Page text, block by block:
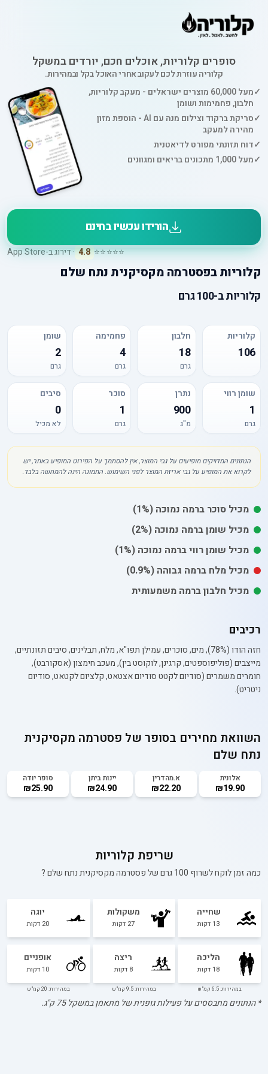
סופרים קלוריות, אוכלים חכם, יורדים במשקל
קלוריה עוזרת לכם לעקוב אחרי האוכל בקל ובמהירות.
✓
מעל 60,000 מוצרים ישראלים - מעקב קלוריות,
חלבון, פחמימות ושומן
✓
סריקת ברקוד וצילום מנה עם AI - הוספת מזון
מהירה למעקב
✓דוח תזונתי מפורט לדיאטנית
✓מעל 1,000 מתכונים בריאים ומגוונים
הורידו עכשיו בחינם
⭐⭐⭐⭐⭐
4.8 · דירוג ב-App Store
קלוריותבפסטרמה מקסיקנית נתח שלם
קלוריותב-100 גרם
קלוריות
106
חלבון
18
גרם
פחמימה
4
גרם
שומן
2
גרם
שומן רווי
1
גרם
נתרן
900
מ"ג
סוכר
1
גרם
סיבים
0
לא מכיל
הנתונים המדויקים מופיעים על גבי המוצר, אין להסתמך על הפירוט המופיע באתר, יש
לקרוא את המופיע על גבי אריזת המוצר לפני השימוש. התמונה הינה להמחשה בלבד.
מכיל סוכר ברמה נמוכה (1%)
מכיל שומןברמה נמוכה (2%)
מכיל שומן רוויברמה נמוכה (1%)
מכיל מלח ברמה גבוהה (0.9%)
מכיל חלבון ברמה משמעותית
רכיבים
חזה הודו (78%), מים, סוכרים, עמילן תפו"א, מלח, תבלינים, סיבים תזונתיים,
מייצבים (פוליפוספטים, קרגינן, לוקוסט בין), מעכב חימצון (אסקורבט),
חומרים משמרים (סודיום לקטט סודיום אצטאט, קלציום לקטאט, סודיום
ניטריט).
השוואת מחירים בסופר של פסטרמה מקסיקנית
נתח שלם
אלונית
₪19.90
א.מהדרין
₪22.20
יינות ביתן
₪24.90
סופר יודה
₪25.90
שריפת קלוריות
כמה זמן לוקח לשרוף 100 גרם של פסטרמה מקסיקנית נתח שלם?
שחייה
13 דקות
משקולות
27 דקות
יוגה
20 דקות
הליכה
18 דקות
במהירות: 6.5 קמ"ש
ריצה
8 דקות
במהירות: 9.5 קמ"ש
אופניים
10 דקות
במהירות: 20 קמ"ש
* הנתונים מתבססים על פעילות גופנית של מתאמן במשקל75ק"ג.